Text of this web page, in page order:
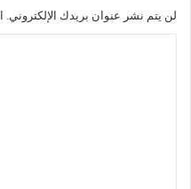
لن يتم نشر عنوان بريدك الإلكتروني.